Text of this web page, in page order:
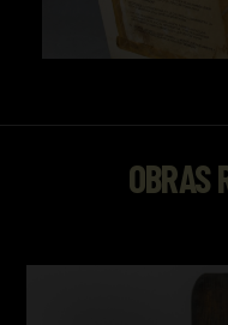
OBRAS